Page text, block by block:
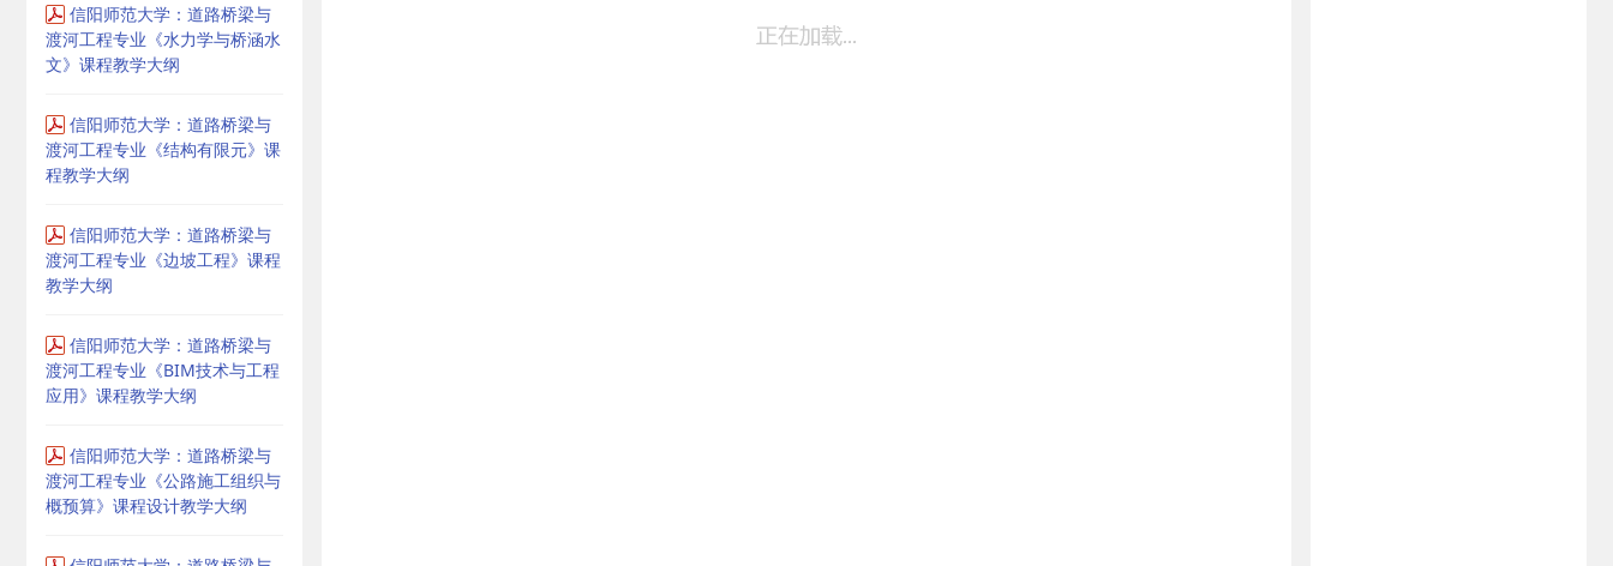
信阳师范大学：道路桥梁与
渡河工程专业《水力学与桥涵水
文》课程教学大纲
信阳师范大学：道路桥梁与
渡河工程专业《结构有限元》课
程教学大纲
信阳师范大学：道路桥梁与
渡河工程专业《边坡工程》课程
教学大纲
信阳师范大学：道路桥梁与
渡河工程专业《BIM技术与工程
应用》课程教学大纲
信阳师范大学：道路桥梁与
渡河工程专业《公路施工组织与
概预算》课程设计教学大纲